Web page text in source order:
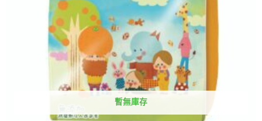
暫無庫存